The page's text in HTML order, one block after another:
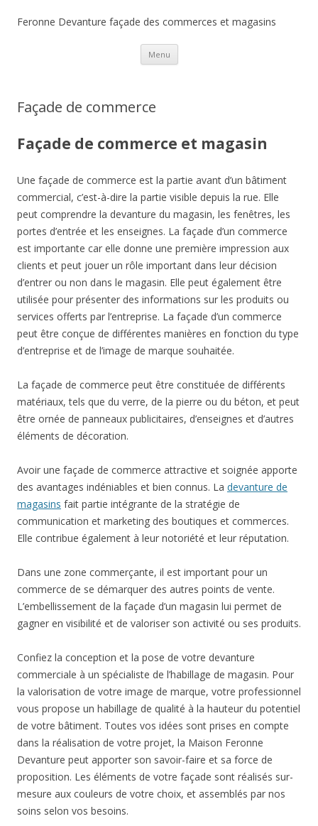
Feronne Devanture façade des commerces et magasins
Menu Aller
contenu
Façade de commerce
Façade de commerce et magasin
Une façade de commerce est la partie avant d’un bâtiment
commercial, c’est-à-dire la partie visible depuis la rue. Elle
peut comprendre la devanture du magasin, les fenêtres, les
portes d’entrée et les enseignes. La façade d’un commerce
est importante car elle donne une première impression aux
clients et peut jouer un rôle important dans leur décision
d’entrer ou non dans le magasin. Elle peut également être
utilisée pour présenter des informations sur les produits ou
services offerts par l’entreprise. La façade d’un commerce
peut être conçue de différentes manières en fonction du type
d’entreprise et de l’image de marque souhaitée.
La façade de commerce peut être constituée de différents
matériaux, tels que du verre, de la pierre ou du béton, et peut
être ornée de panneaux publicitaires, d’enseignes et d’autres
éléments de décoration.
Avoir une façade de commerce attractive et soignée apporte
des avantages indéniables et bien connus. La devanture de
magasins fait partie intégrante de la stratégie de
communication et marketing des boutiques et commerces.
Elle contribue également à leur notoriété et leur réputation.
Dans une zone commerçante, il est important pour un
commerce de se démarquer des autres points de vente.
L’embellissement de la façade d’un magasin lui permet de
gagner en visibilité et de valoriser son activité ou ses produits.
Confiez la conception et la pose de votre devanture
commerciale à un spécialiste de l’habillage de magasin. Pour
la valorisation de votre image de marque, votre professionnel
vous propose un habillage de qualité à la hauteur du potentiel
de votre bâtiment. Toutes vos idées sont prises en compte
dans la réalisation de votre projet, la Maison Feronne
Devanture peut apporter son savoir-faire et sa force de
proposition. Les éléments de votre façade sont réalisés sur-
mesure aux couleurs de votre choix, et assemblés par nos
soins selon vos besoins.